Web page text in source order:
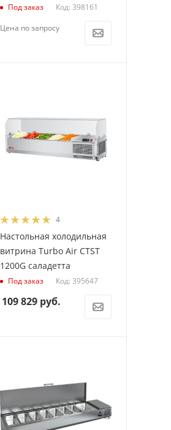
Под заказ Код: 398161
Цена по запросу
4
Настольная холодильная
витрина Turbo Air CTST
1200G саладетта
Под заказ Код: 395647
109 829 руб.